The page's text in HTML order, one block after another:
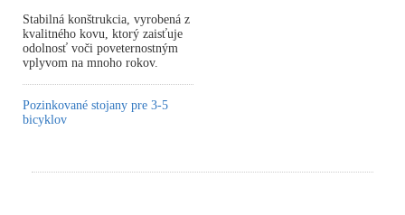
Stabilná konštrukcia, vyrobená z
kvalitného kovu, ktorý zaisťuje
odolnosť voči poveternostným
vplyvom na mnoho rokov.
Pozinkované stojany pre 3-5
bicyklov